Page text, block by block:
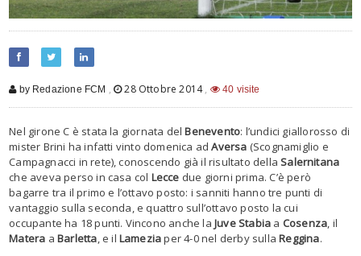
by Redazione FCM , 28 Ottobre 2014, 40 visite
Nel girone C è stata la giornata delBenevento: l’undici giallorosso di
mister Brini ha infatti vinto domenica adAversa (Scognamiglio e
Campagnacci in rete), conoscendo già il risultato dellaSalernitana
che aveva perso in casa col Lecce due giorni prima. C’è però
bagarre tra il primo e l’ottavo posto: i sanniti hanno tre punti di
vantaggio sulla seconda, e quattro sull’ottavo posto la cui
occupante ha 18 punti. Vincono anche laJuve Stabia a Cosenza, il
Matera a Barletta, e il Lameziaper 4-0 nel derby sullaReggina.